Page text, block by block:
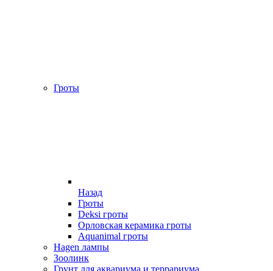
Гроты
Назад
Гроты
Deksi гроты
Орловская керамика гроты
Aquanimal гроты
Hagen лампы
Зоолинк
Грунт для аквариума и террариума